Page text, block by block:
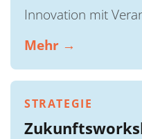
Innovation mit
Mehr →
STRATEGIE